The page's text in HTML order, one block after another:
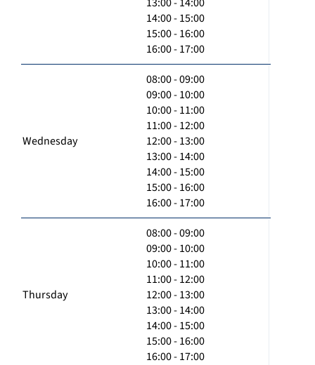
14:00 - 15:00
15:00 - 16:00
16:00 - 17:00
Wednesday
08:00 - 09:00
09:00 - 10:00
10:00 - 11:00
11:00 - 12:00
12:00 - 13:00
13:00 - 14:00
14:00 - 15:00
15:00 - 16:00
16:00 - 17:00
Thursday
08:00 - 09:00
09:00 - 10:00
10:00 - 11:00
11:00 - 12:00
12:00 - 13:00
13:00 - 14:00
14:00 - 15:00
15:00 - 16:00
16:00 - 17:00